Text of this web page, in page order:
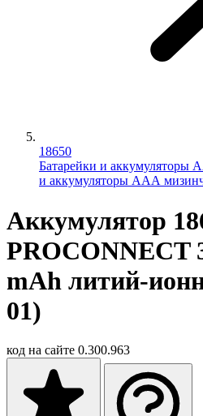
18650
Батарейки и аккумуляторы
и аккумуляторы ААА
Аккумулятор
PROCONNECT
mAh литий-
01)
код на сайте 0.300.963